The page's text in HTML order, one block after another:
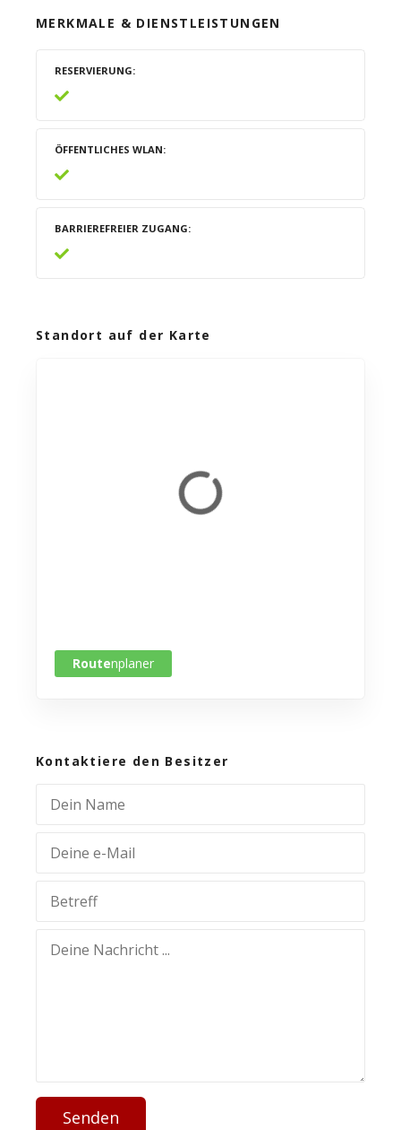
MERKMALE & DIENSTLEISTUNGEN
RESERVIERUNG
ÖFFENTLICHES WLAN
BARRIEREFREIER ZUGANG
Standort auf der Karte
Routenplaner
Kontaktiere den Besitzer
Senden